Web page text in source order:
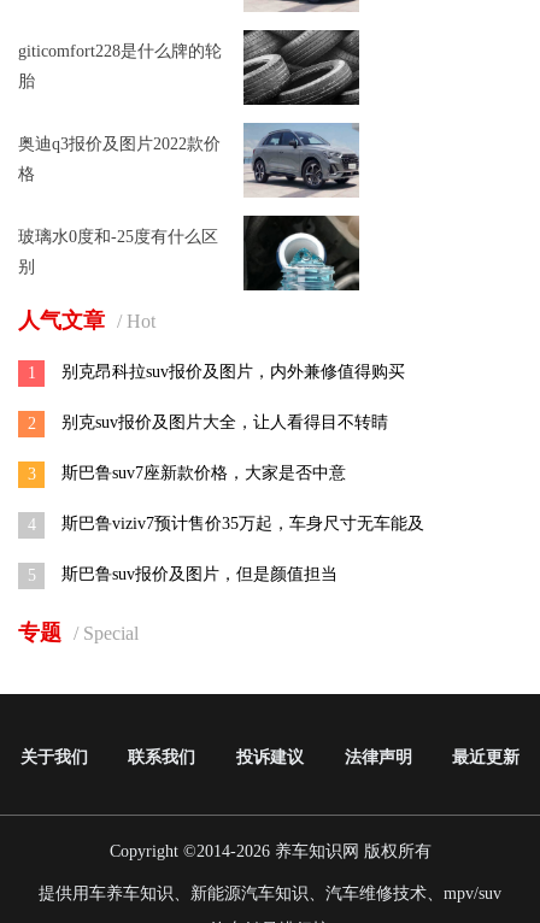
giticomfort228是什么牌的轮
胎
奥迪q3报价及图片2022款价
格
玻璃水0度和-25度有什么区
别
人气文章 / Hot
1 别克昂科拉suv报价及图片，内外兼修值得购买
2 别克suv报价及图片大全，让人看得目不转睛
3 斯巴鲁suv7座新款价格，大家是否中意
4 斯巴鲁viziv7预计售价35万起，车身尺寸无车能及
5 斯巴鲁suv报价及图片，但是颜值担当
专题 / Special
关于我们 联系我们 投诉建议 法律声明 最近更新
Copyright ©2014-2026 养车知识网 版权所有
提供用车养车知识、新能源汽车知识、汽车维修技术、mpv/suv